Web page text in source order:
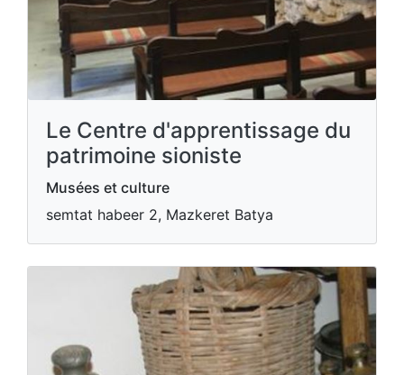
Le Centre d'apprentissage du
patrimoine sioniste
Musées et culture
semtat habeer 2, Mazkeret Batya